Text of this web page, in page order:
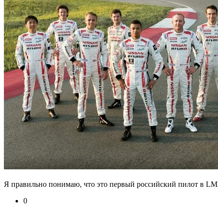
Я правильно понимаю, что это первый российский пилот в
0